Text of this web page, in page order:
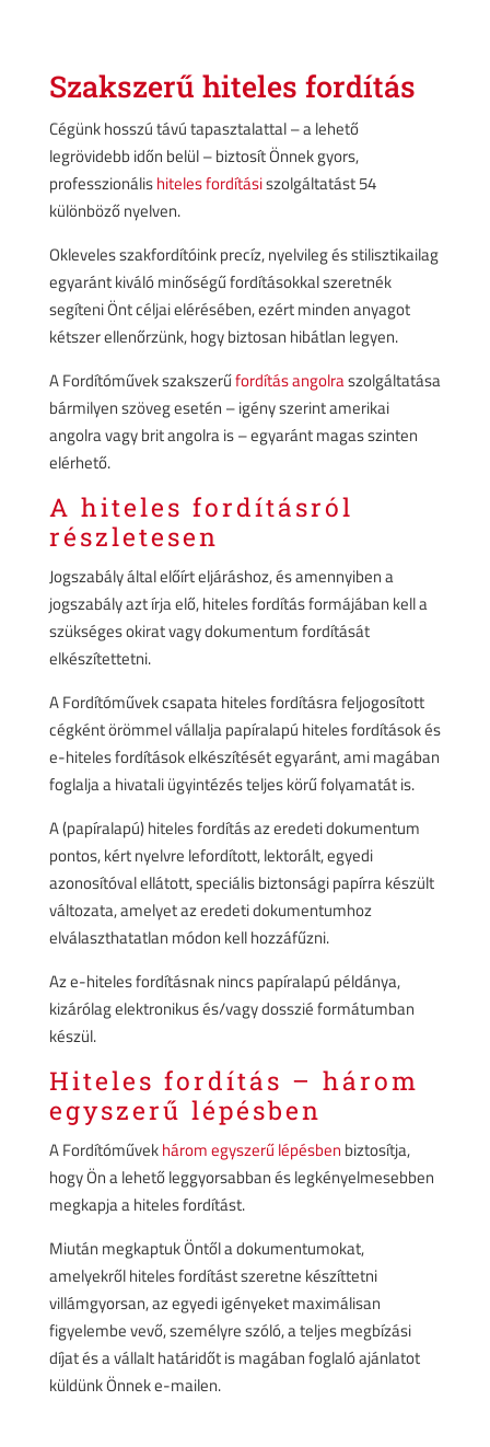
Szakszerű hiteles fordítás­­­
Cégünk hosszú távú tapasztalattal – a lehető
legrövidebb időn belül – biztosít Önnek gyors,
professzionálishiteles fordításiszolgáltatást 54
különböző nyelven.
Okleveles szakfordítóink precíz, nyelvileg és stilisztikailag
egyaránt kiváló minőségű fordításokkal szeretnék
segíteni Önt céljai elérésében, ezért minden anyagot
kétszer ellenőrzünk, hogy biztosan hibátlan legyen.
A Fordítóművek szakszerűfordítás angolraszolgáltatása
bármilyen szöveg esetén – igény szerint amerikai
angolra vagy brit angolra is – egyaránt magas szinten
elérhető.
A hiteles fordításról
részletesen
Jogszabály által előírt eljáráshoz, és amennyiben a
jogszabály azt írja elő, hiteles fordítás formájában kell a
szükséges okirat vagy dokumentum fordítását
elkészítettetni.
A Fordítóművek csapata hiteles fordításra feljogosított
cégként örömmel vállalja papíralapú hiteles fordítások és
e-hiteles fordítások elkészítését egyaránt, ami magában
foglalja a hivatali ügyintézés teljes körű folyamatát is.
A (papíralapú) hiteles fordítás az eredeti dokumentum
pontos, kért nyelvre lefordított, lektorált, egyedi
azonosítóval ellátott, speciális biztonsági papírra készült
változata, amelyet az eredeti dokumentumhoz
elválaszthatatlan módon kell hozzáfűzni.
Az e-hiteles fordításnak nincs papíralapú példánya,
kizárólag elektronikus és/vagy dosszié formátumban
készül.
Hiteles fordítás – három
egyszerű lépésben
A Fordítóművekhárom egyszerű lépésben biztosítja,
hogy Ön a lehető leggyorsabban és legkényelmesebben
megkapja a hiteles fordítást.
Miután megkaptuk Öntől a dokumentumokat,
amelyekről hiteles fordítást szeretne készíttetni
villámgyorsan, az egyedi igényeket maximálisan
figyelembe vevő, személyre szóló, a teljes megbízási
díjat és a vállalt határidőt is magában foglaló ajánlatot
küldünk Önnek e-mailen.